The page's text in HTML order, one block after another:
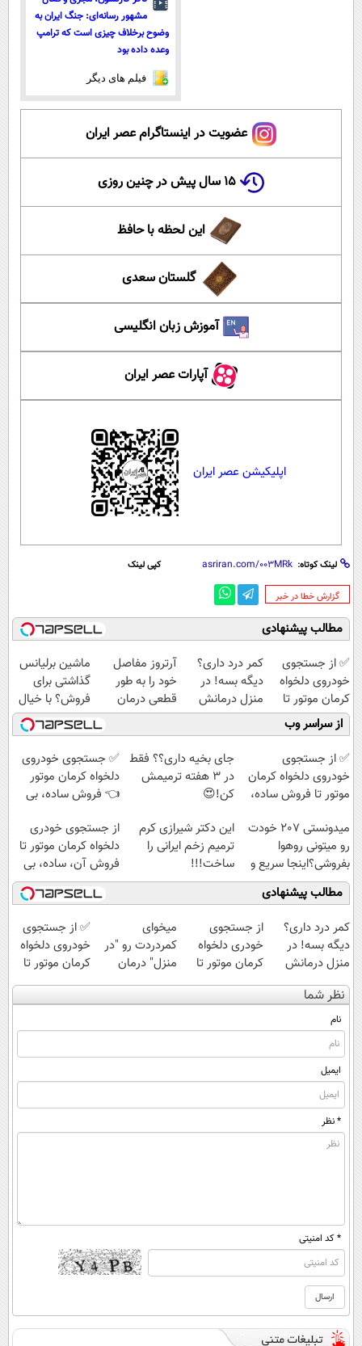
مشهور رسانه‌ای: جنگ ایران به
وضوح برخلاف چیزی است که ترامپ
وعده داده بود
فیلم های دیگر
عضویت در اینستاگرام عصر ایران
۱۵ سال پیش در چنین روزی
این لحظه با حافظ
گلستان سعدی
آموزش زبان انگلیسی
آپارات عصر ایران
اپلیکیشن عصر ایران
لینک کوتاه: کپی لینک
‌گزارش خطا در خبر
مطالب پیشنهادی
✅ از جستجوی
خودروی دلخواه
کرمان موتور تا
فروش ساده، بی
واسطه و
مستقیم
کمر درد داری؟
دیگه بسه! در
منزل درمانش
کن
(◀پرسش‌نامه)
آرتروز مفاصل
خود را به طور
قطعی درمان
کنید!
◗پرسش‌نامه◖
ماشین برلیانس
گذاشتی برای
فروش؟ با خیال
راحت بفروش
از سراسر وب
✅ از جستجوی
خودروی دلخواه کرمان
موتور تا فروش ساده،
جای بخیه داری؟؟ فقط
در 3 هفته ترمیمش
کن!😍
✅ جستجوی خودروی
دلخواه کرمان موتور
👈 فروش ساده، بی
میدونستی 207 خودت
رو میتونی روهوا
بفروشی؟اینجا سریع و
راحت بفروش
این دکتر شیرازی کرم
ترمیم زخم ایرانی را
ساخت!!!
از جستجوی خودری
دلخواه کرمان موتور تا
فروش آن، ساده، بی
واسطه و مستقیم
مطالب پیشنهادی
کمر درد داری؟
دیگه بسه! در
منزل درمانش
کن
(◀پرسش‌نامه)
از جستجوی
خودری دلخواه
کرمان موتور تا
فروش آن،
ساده، بی واسطه
میخوای
کمردردت رو "در
منزل" درمان
کنی؟ (◂فیلم +
◂پرسش‌نامه)
✅ از جستجوی
خودروی دلخواه
کرمان موتور تا
فروش ساده، بی
واسطه و
نظر شما
نام
ایمیل
* نظر
* کد امنیتی